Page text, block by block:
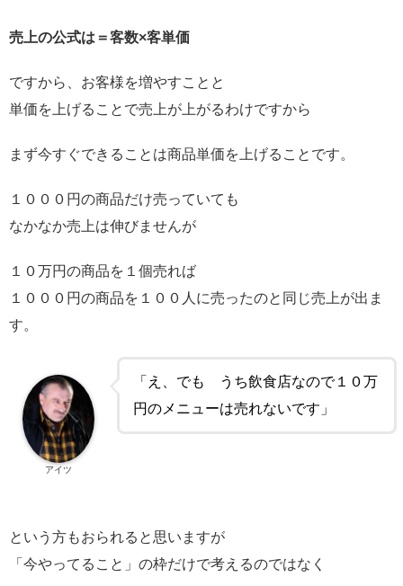
売上の公式は＝客数×客単価
ですから、お客様を増やすことと
単価を上げることで売上が上がるわけですから
まず今すぐできることは商品単価を上げることです。
１０００円の商品だけ売っていても
なかなか売上は伸びませんが
１０万円の商品を１個売れば
１０００円の商品を１００人に売ったのと同じ売上が出ま
す。
「え、でも うち飲食店なので１０万
円のメニューは売れないです」
アイツ
という方もおられると思いますが
「今やってること」の枠だけで考えるのではなく